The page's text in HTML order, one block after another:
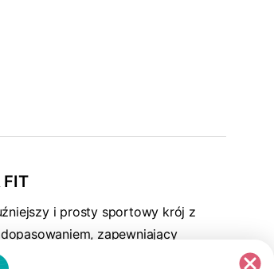
FIT
i prosty sportowy krój z
zapewniający
ruchu, zachowanie komfortu